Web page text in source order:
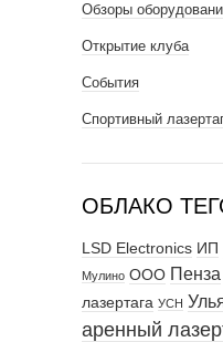
Обзоры
Открытие клуба
События
Спортивный
ОБЛАКО
LSD Electronics ИП
Мулино ООО Пенза
лазертага УСН
аренный